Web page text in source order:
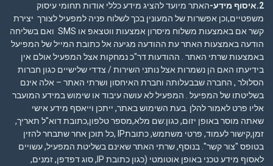
2.איסוף מידע-
האתר מיועד להציג מידע כללי אודות תחומי עיסוק
משפטיים,וכן אפשרות של המעונין בכך לשלוח פניה למפעיל לצורך יצירת
קשר אם באמצעות משלוח מיסרון אמצעות ווטצאפ או SMS ואם בשליחה
הודעה באמצעות האתר עת ההודעה מגיעה אל כתובת המייל של המפיעל
באמצעות שרתי האתר . ההודעות דר"כ נמחקות אצל המפעיל אולם אין
בידיעתו האם הן נשמרות אצל נותני השירות / צדדי שלישיים כגון חברות
הסלולר , החברה שבבעלותה וחברת האיחסון ושרתי האתר – אלה אינם
בשליטתו של המפיעל . המפעיל לא עושה עיבוד או שימוש במידע המועבר
אליו פרט לאמור להלן .בעת השימוש באתר, ייתכן וייאסף מידע אישי
שאתה מוסר באופן יזום, כגון:שם מלא,מספר טלפון,כתובת דוא"ל תאריך,
זמן,קישור לעמוד, פרטי משתמש, כתובתIP ,כל תוכן אחר שתבחר להזין
בטופס "צור קשר". בנוסף, שרתי האתר שאינם בשליטת המפעיל, עשויים
לאסוף מידע טכני באופן אוטומטי (כגון כתובת IP, סוג דפדפן, זמנים,